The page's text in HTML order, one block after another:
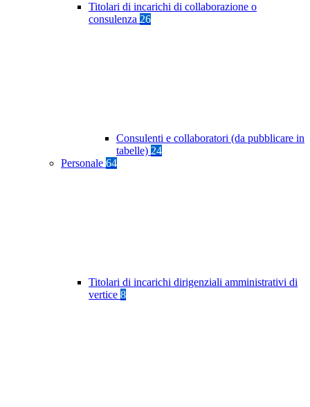
Titolari di incarichi di collaborazione o
consulenza 26
Consulenti e collaboratori (da pubblicare in
tabelle) 24
Personale 64
Titolari di incarichi dirigenziali amministrativi di
vertice 8